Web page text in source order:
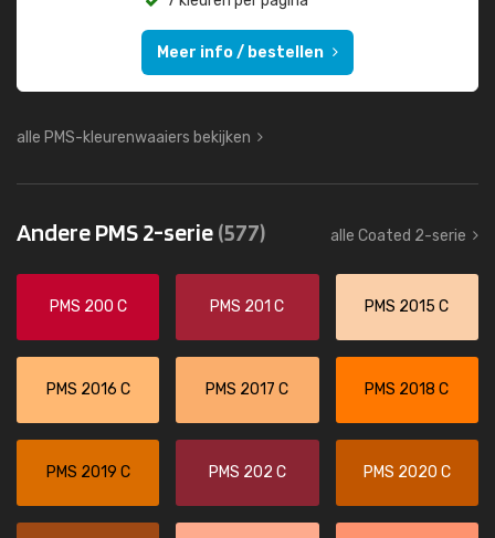
Meer info / bestellen
alle PMS-kleurenwaaiers bekijken
Andere PMS 2-serie(577) alle Coated 2-serie
PMS 200 C PMS 201 C PMS 2015 C
PMS 2016 C PMS 2017 C PMS 2018 C
PMS 2019 C PMS 202 C PMS 2020 C